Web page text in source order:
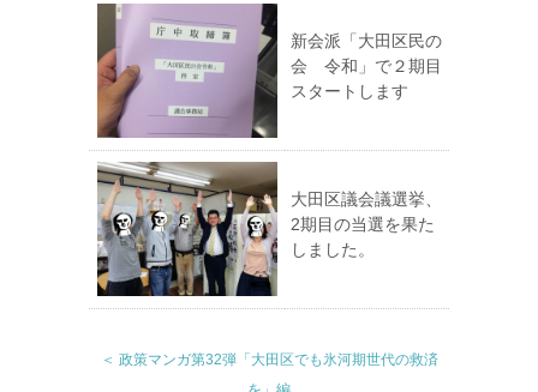
新会派「大田区民の
会 令和」で２期目
スタートします
大田区議会議選挙、
2期目の当選を果た
しました。
＜ 政策マンガ第32弾「大田区でも氷河期世代の救済